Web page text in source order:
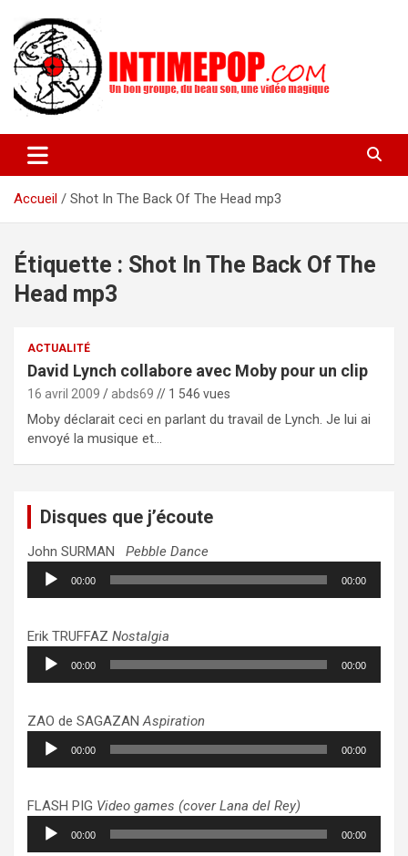
contenu
intimepop.com
actuelles pop rock, post-rock, indé sur Lyon. rock pop concert
lyon
Accueil
Shot In The Back Of The Head mp3
Étiquette : Shot In The Back Of The
Head mp3
ACTUALITÉ
David Lynch collabore avec Moby pour un clip
16 avril 2009 abds69 // 1 546 vues
Moby déclarait ceci en parlant du travail de Lynch. Je lui ai
envoyé la musique et…
Disques que j’écoute
John SURMAN Pebble Dance
Lecteur
audio
00:00 00:00
Erik TRUFFAZ Nostalgia
Lecteur
audio
00:00 00:00
ZAO de SAGAZANAspiration
Lecteur
audio
00:00 00:00
FLASH PIG Video games (cover Lana del Rey)
Lecteur
audio
00:00 00:00